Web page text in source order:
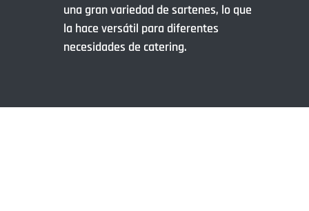
una gran variedad de sartenes, lo que
la hace versátil para diferentes
necesidades de catering.